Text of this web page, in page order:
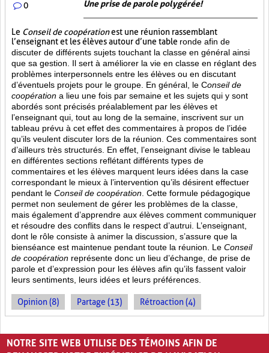
0 Une prise de parole polygérée!
Le Conseil de coopérationest une réunion rassemblant
l’enseignant et les élèves autour d’une table ronde afin de
discuter de différents sujets touchant la classe en général ainsi
que sa gestion. Il sert à améliorer la vie en classe en réglant des
problèmes interpersonnels entre les élèves ou en discutant
d’éventuels projets pour le groupe. En général, le Conseil de
coopération a lieu une fois par semaine et les sujets qui y sont
abordés sont précisés préalablement par les élèves et
l’enseignant qui, tout au long de la semaine, inscrivent sur un
tableau prévu à cet effet des commentaires à propos de l’idée
qu’ils veulent discuter lors de la réunion. Ces commentaires sont
d’ailleurs très structurés. En effet, l’enseignant divise le tableau
en différentes sections reflétant différents types de
commentaires et les élèves marquent leurs idées dans la case
correspondant le mieux à l’intervention qu’ils désirent effectuer
pendant le Conseil de coopération . Cette formule pédagogique
permet non seulement de gérer les problèmes de la classe,
mais également d’apprendre aux élèves comment communiquer
et résoudre des conflits dans le respect d’autrui. L’enseignant,
dont le rôle consiste à animer la discussion, s’assure que la
bienséance est maintenue pendant toute la réunion. Le Conseil
de coopération représente donc un lieu d’échange, de prise de
parole et d’expression pour les élèves afin qu’ils fassent valoir
leurs sentiments, leurs idées et leurs préférences.
Opinion (8) Partage (13) Rétroaction (4)
PAGES
« ‹ 1 2 3
NOTRE SITE WEB UTILISE DES TÉMOINS AFIN DE